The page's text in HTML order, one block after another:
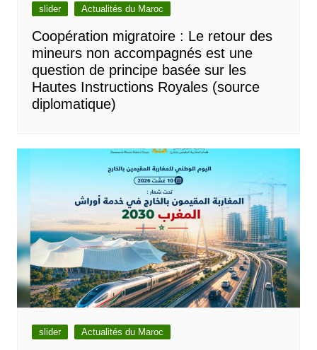
slider Actualités du Maroc
Coopération migratoire : Le retour des
mineurs non accompagnés est une
question de principe basée sur les
Hautes Instructions Royales (source
diplomatique)
slider Actualités du Maroc